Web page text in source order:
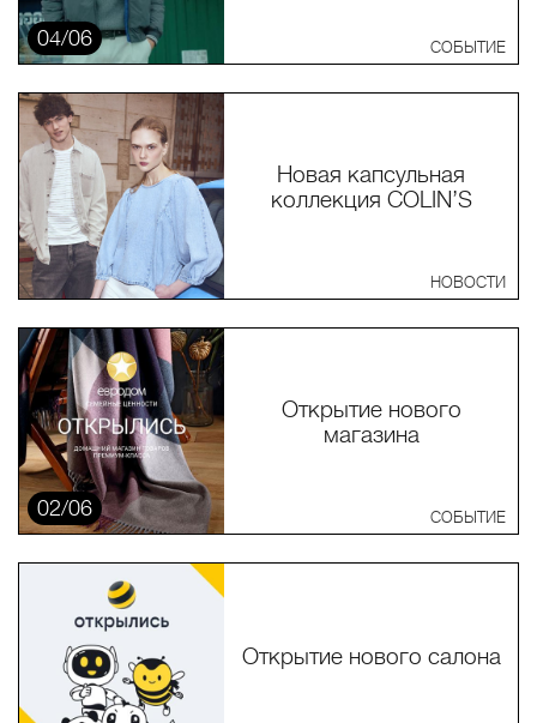
04/06 СОБЫТИЕ
Новая капсульная
коллекция COLIN’S
НОВОСТИ
Открытие нового
магазина
02/06 СОБЫТИЕ
Открытие нового салона